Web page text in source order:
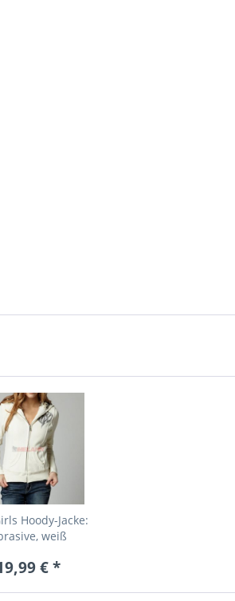
Hoody-Jacke:
weiß
€ *